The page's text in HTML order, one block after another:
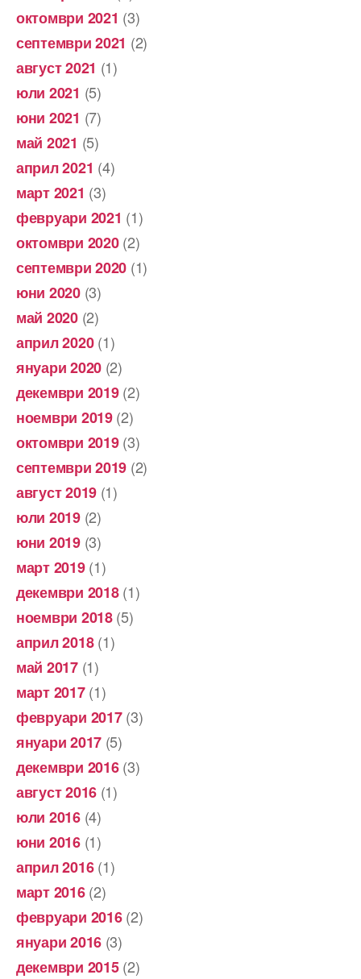
октомври 2021 (3)
септември 2021 (2)
август 2021 (1)
юли 2021 (5)
юни 2021 (7)
май 2021 (5)
април 2021 (4)
март 2021 (3)
февруари 2021 (1)
октомври 2020(2)
септември 2020 (1)
юни 2020(3)
май 2020(2)
април 2020(1)
януари 2020 (2)
декември 2019(2)
ноември 2019(2)
октомври 2019(3)
септември 2019 (2)
август 2019 (1)
юли 2019(2)
юни 2019(3)
март 2019(1)
декември 2018(1)
ноември 2018(5)
април 2018(1)
май 2017(1)
март 2017(1)
февруари 2017(3)
януари 2017 (5)
декември 2016(3)
август 2016 (1)
юли 2016(4)
юни 2016(1)
април 2016(1)
март 2016(2)
февруари 2016(2)
януари 2016 (3)
декември 2015(2)